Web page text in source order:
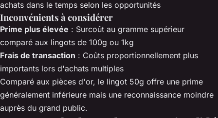
achats dans le temps selon les opportunités
Inconvénients à considérer
Prime plus élevée : Surcoût au gramme supérieur
comparé aux lingots de 100g ou 1kg
Frais de transaction : Coûts proportionnellement plus
importants lors d'achats multiples
Comparé aux pièces d'or, le lingot 50g offre une prime
généralement inférieure mais une reconnaissance moindre
auprès du grand public.